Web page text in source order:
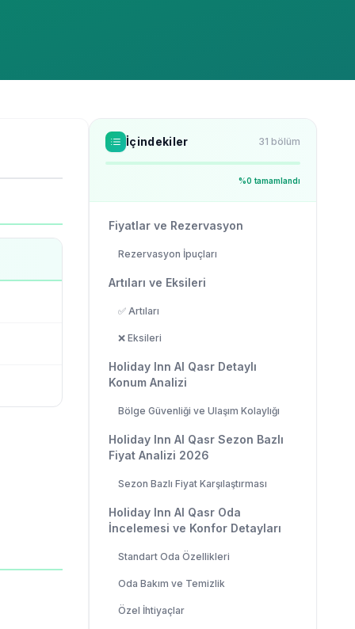
İçindekiler 31 bölüm
%0 tamamlandı
Fiyatlar ve Rezervasyon
Rezervasyon İpuçları
Artıları ve Eksileri
✅ Artıları
❌ Eksileri
Holiday Inn Al Qasr Detaylı
Konum Analizi
Bölge Güvenliği ve Ulaşım Kolaylığı
Holiday Inn Al Qasr Sezon Bazlı
Fiyat Analizi 2026
Sezon Bazlı Fiyat Karşılaştırması
Holiday Inn Al Qasr Oda
İncelemesi ve Konfor Detayları
Standart Oda Özellikleri
Oda Bakım ve Temizlik
Özel İhtiyaçlar